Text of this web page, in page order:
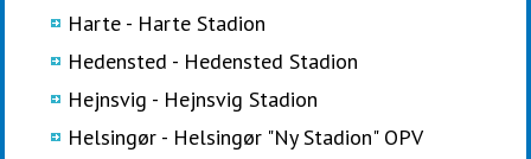
Harte - Harte Stadion
Hedensted - Hedensted Stadion
Hejnsvig - Hejnsvig Stadion
Helsingør - Helsingør "Ny Stadion" OPV